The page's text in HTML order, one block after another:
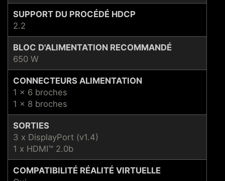
SUPPORT DU PROCÉDÉ HDCP
2.2
BLOC D'ALIMENTATION RECOMMANDÉ
650 W
CONNECTEURS ALIMENTATION
1 x 6 broches
1 x 8 broches
SORTIES
3 x DisplayPort (v1.4)
1 x HDMI™ 2.0b
COMPATIBILITÉ RÉALITÉ VIRTUELLE